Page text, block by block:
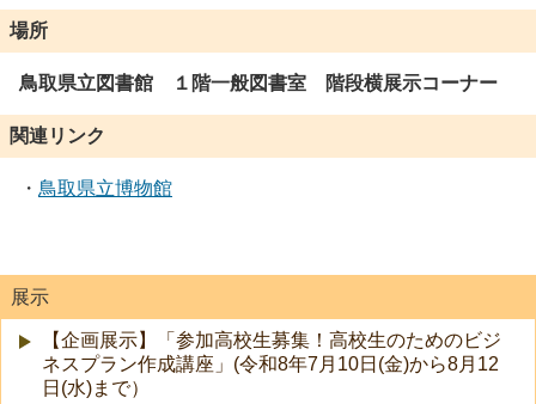
場所
鳥取県立図書館 １階一般図書室 階段横展示コーナー
関連リンク
・ 鳥取県立博物館
展示
【企画展示】「参加高校生募集！高校生のためのビジ
ネスプラン作成講座」(令和8年7月10日(金)から8月12
日(水)まで）